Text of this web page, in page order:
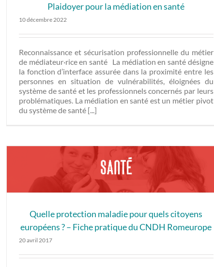
Plaidoyer pour la médiation en santé
10 décembre 2022
Reconnaissance et sécurisation professionnelle du métier
de médiateur·rice en santé La médiation en santé désigne
la fonction d’interface assurée dans la proximité entre les
personnes en situation de vulnérabilités, éloignées du
système de santé et les professionnels concernés par leurs
problématiques. La médiation en santé est un métier pivot
du système de santé [...]
Quelle protection maladie pour quels citoyens
européens ? – Fiche pratique du CNDH Romeurope
20 avril 2017